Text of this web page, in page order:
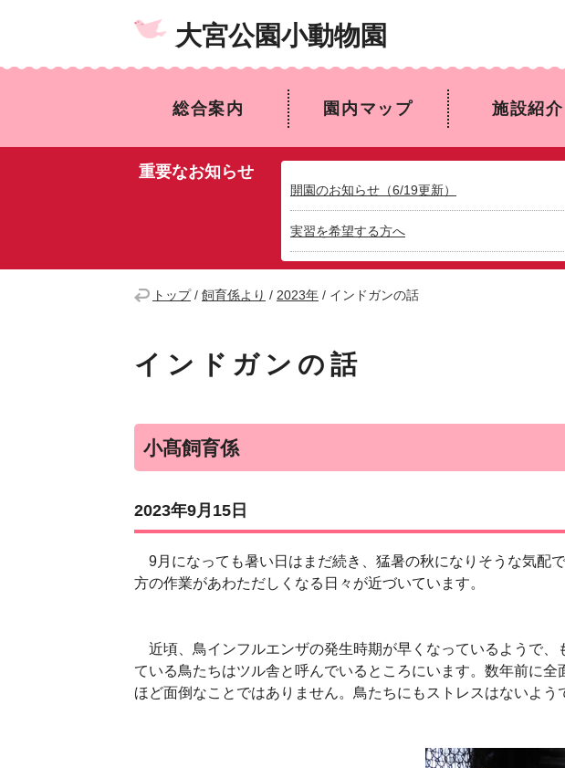
大宮公園小動物園
総合案内 園内マップ 施設紹介
重要なお知らせ
開園のお知らせ（6/19更新）
実習を希望する方へ
トップ/ 飼育係より / 2023年 / インドガンの話
インドガンの話
小髙飼育係
2023年9月15日
9月になっても暑い日はまだ続き、猛暑の秋になりそうな気配
方の作業があわただしくなる日々が近づいています。
近頃、鳥インフルエンザの発生時期が早くなっているようで
ている鳥たちはツル舎と呼んでいるところにいます。数年前に
ほど面倒なことではありません。鳥たちにもストレスはないよう